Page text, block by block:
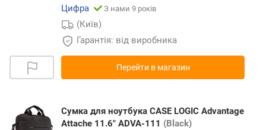
Цифра
З нами 9 років
(Київ)
Гарантія: від виробника
Перейти в магазин
Сумка для ноутбука CASE LOGIC Advantage
Attache 11.6" ADVA-111 (Black)